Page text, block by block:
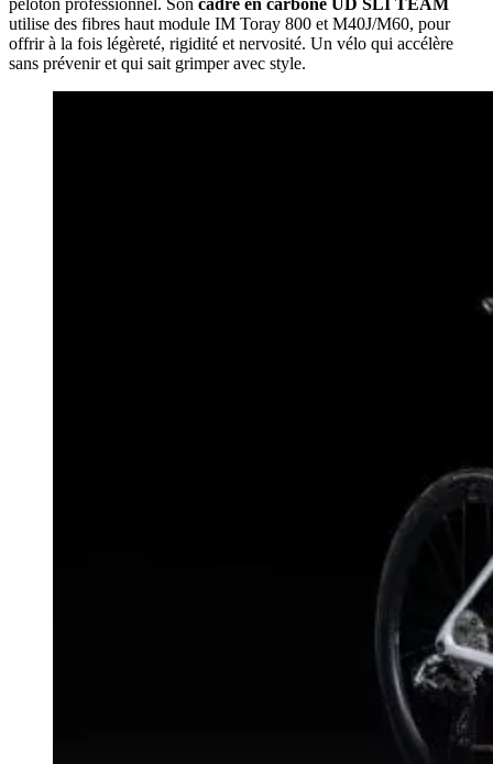
peloton professionnel. Son cadre en carbone UD SLI TEAM
utilise des fibres haut module IM Toray 800 et M40J/M60, pour
offrir à la fois légèreté, rigidité et nervosité. Un vélo qui accélère
sans prévenir et qui sait grimper avec style.